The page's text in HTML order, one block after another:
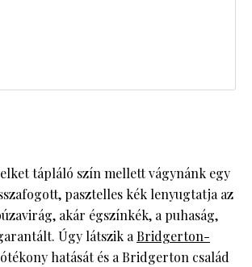
tápláló szín mellett vágynánk egy
pasztelles kék lenyugtatja az
akár égszínkék, a puhaság,
Úgy látszik aBridgerton-
hatását és a Bridgerton család